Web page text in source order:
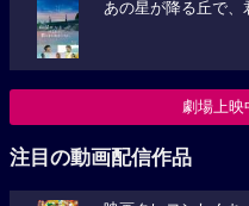
あの星が降る丘で、
劇場上映
注目の動画配信作品